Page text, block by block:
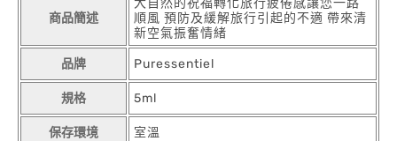
商品簡述
大自然的祝福轉化旅行疲倦感讓您一路
順風 預防及緩解旅行引起的不適 帶來清
新空氣振奮情緒
品牌 Puressentiel
規格 5ml
保存環境 室溫